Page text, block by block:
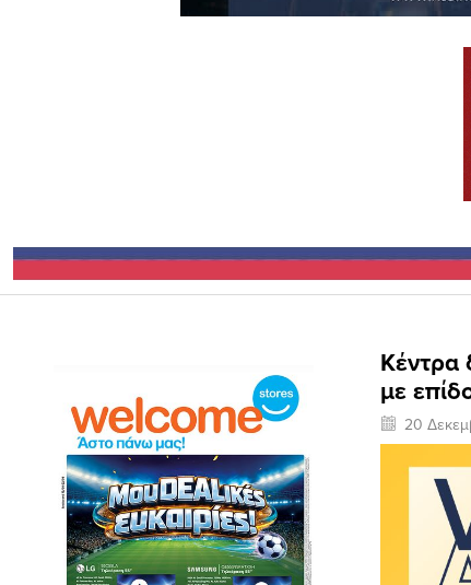
Κέντρα
με
20